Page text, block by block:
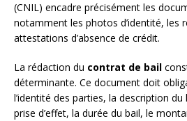
(CNIL) encadre précisément les
notamment les photos d’identité, les
attestations d’absence de crédit.
La rédaction du contrat de bail
déterminante. Ce document doit
l’identité des parties, la description
prise d’effet, la durée du bail, le